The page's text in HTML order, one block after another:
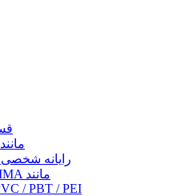
ABS و ABS مانند
رایانه شخصی
PMMA و PMMA مانند
/ PBT / PEI